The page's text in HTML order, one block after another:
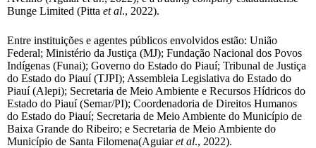
Bunge Limited (Pitta et al., 2022).
Entre instituições e agentes públicos envolvidos estão: União
Federal; Ministério da Justiça (MJ); Fundação Nacional dos Povos
Indígenas (Funai); Governo do Estado do Piauí; Tribunal de Justiça
do Estado do Piauí (TJPI); Assembleia Legislativa do Estado do
Piauí (Alepi); Secretaria de Meio Ambiente e Recursos Hídricos do
Estado do Piauí (Semar/PI); Coordenadoria de Direitos Humanos
do Estado do Piauí; Secretaria de Meio Ambiente do Município de
Baixa Grande do Ribeiro; e Secretaria de Meio Ambiente do
Município de Santa Filomena(Aguiaret al., 2022).